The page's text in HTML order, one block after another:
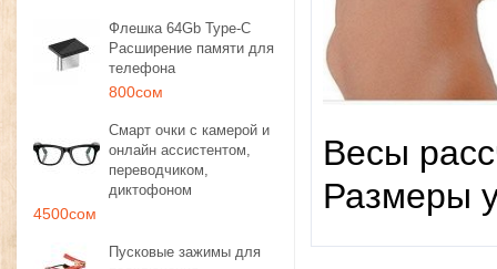
Флешка 64Gb Type-C
Расширение памяти для
телефона
800сом
Смарт очки с камерой и
онлайн ассистентом,
переводчиком,
диктофоном
4500сом
Пусковые зажимы для
Весы
Размеры